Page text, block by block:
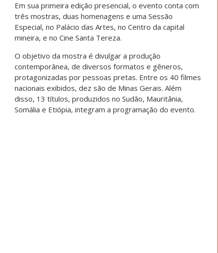
Em sua primeira edição presencial, o evento conta com
três mostras, duas homenagens e uma Sessão
Especial, no Palácio das Artes, no Centro da capital
mineira, e no Cine Santa Tereza.
O objetivo da mostra é divulgar a produção
contemporânea, de diversos formatos e gêneros,
protagonizadas por pessoas pretas. Entre os 40 filmes
nacionais exibidos, dez são de Minas Gerais. Além
disso, 13 títulos, produzidos no Sudão, Mauritânia,
Somália e Etiópia, integram a programação do evento.